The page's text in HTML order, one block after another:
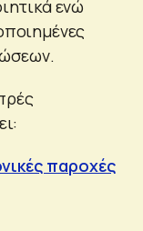
ενώ
παροχές